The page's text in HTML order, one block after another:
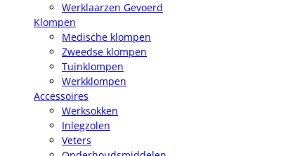
Werklaarzen Gevoerd
Klompen
Medische klompen
Zweedse klompen
Tuinklompen
Werkklompen
Accessoires
Werksokken
Inlegzolen
Veters